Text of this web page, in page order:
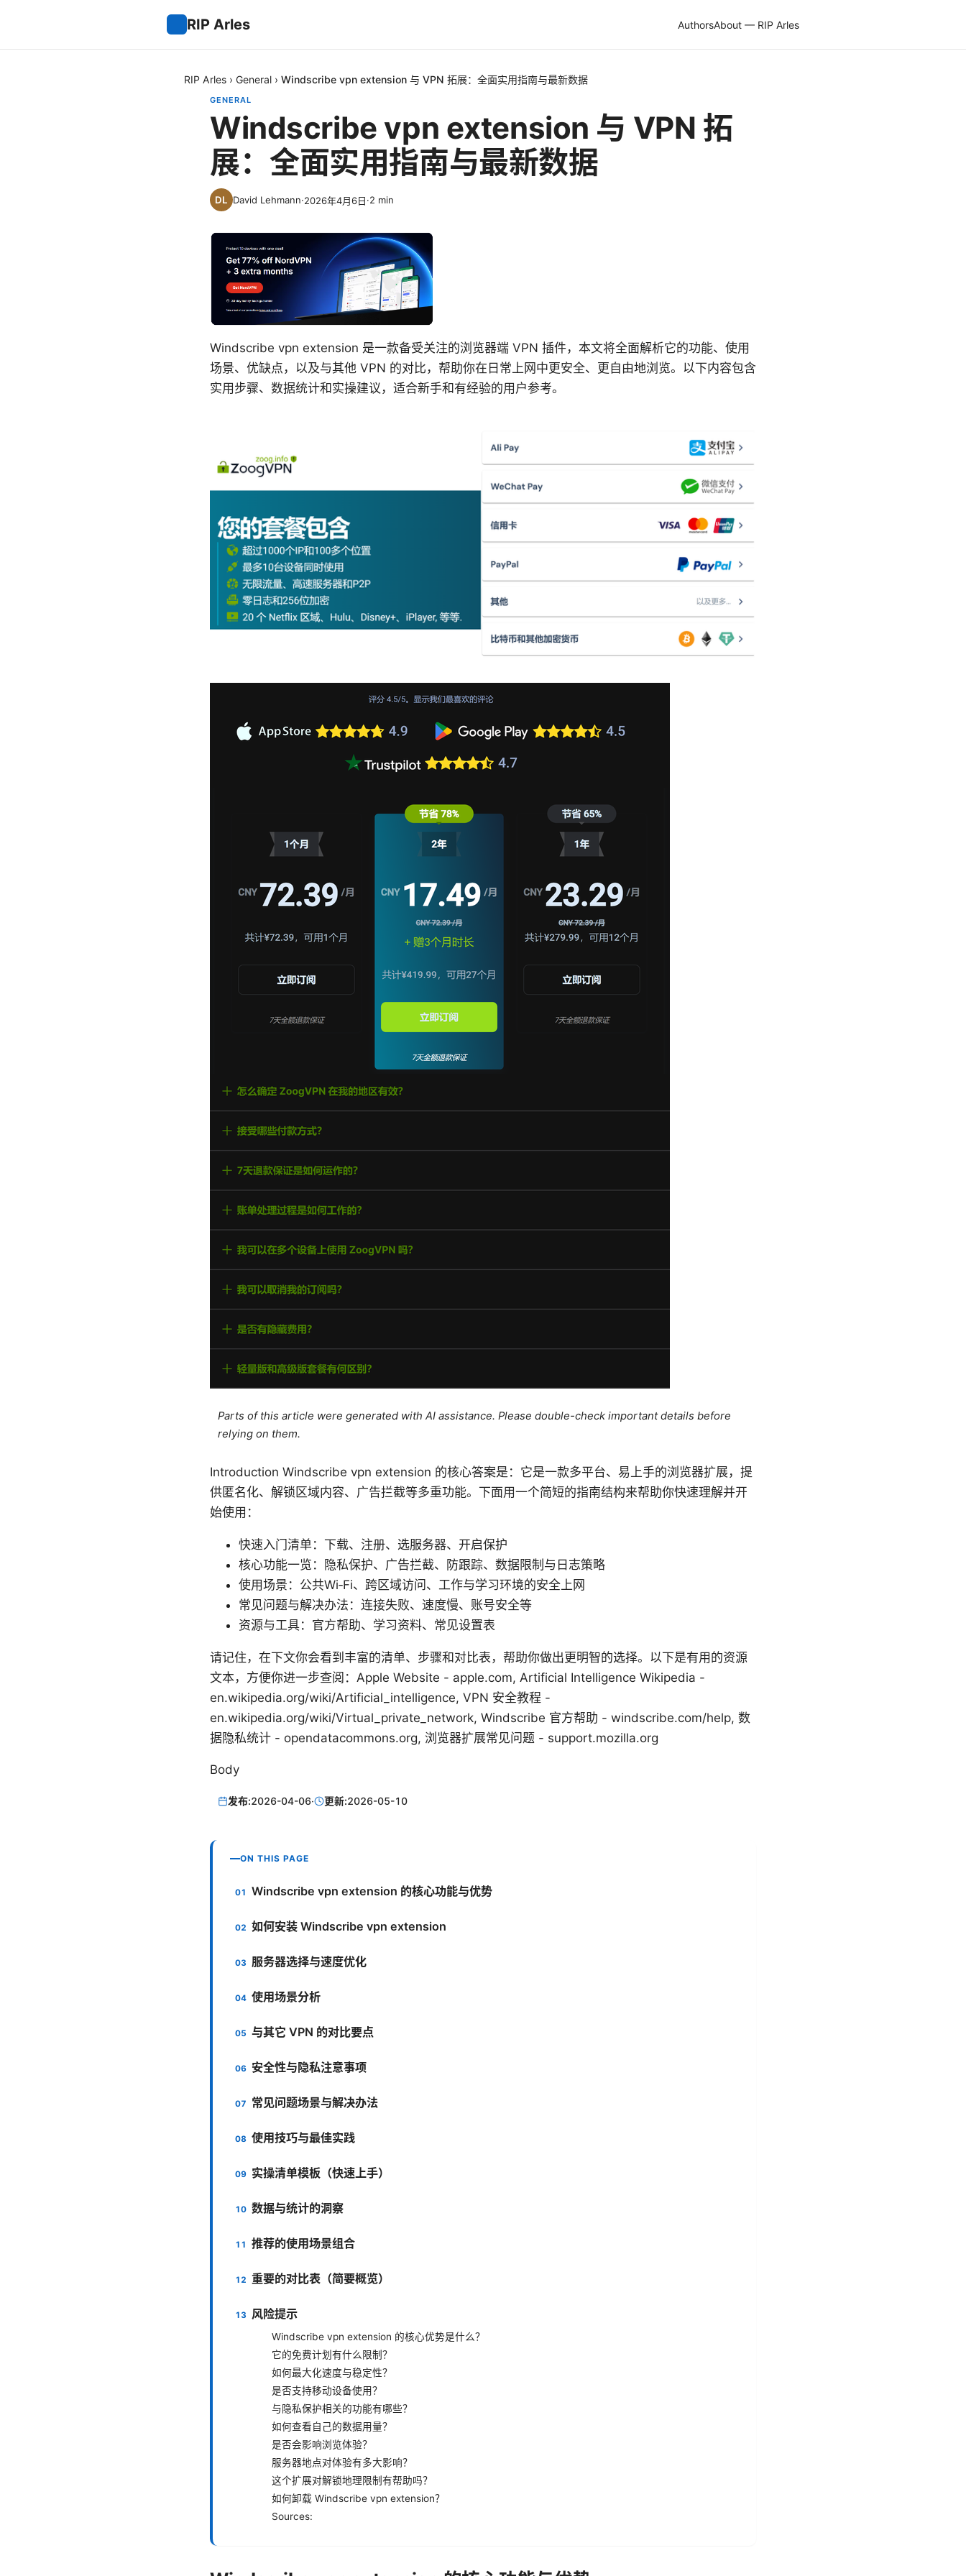
RIP Arles AuthorsAbout — RIP Arles
RIP Arles › General › Windscribe vpn extension 与 VPN 拓展：全面实用指南与最新数据
GENERAL
Windscribe vpn extension 与 VPN 拓
展：全面实用指南与最新数据
David Lehmann·2026年4月6日·2 min
Windscribe vpn extension 是一款备受关注的浏览器端 VPN 插件，本文将全面解析它的功能、使用
场景、优缺点，以及与其他 VPN 的对比，帮助你在日常上网中更安全、更自由地浏览。以下内容包含
实用步骤、数据统计和实操建议，适合新手和有经验的用户参考。
Parts of this article were generated with AI assistance. Please double-check important details before
relying on them.
Introduction Windscribe vpn extension 的核心答案是：它是一款多平台、易上手的浏览器扩展，提
供匿名化、解锁区域内容、广告拦截等多重功能。下面用一个简短的指南结构来帮助你快速理解并开
始使用：
快速入门清单：下载、注册、选服务器、开启保护
核心功能一览：隐私保护、广告拦截、防跟踪、数据限制与日志策略
使用场景：公共Wi‑Fi、跨区域访问、工作与学习环境的安全上网
常见问题与解决办法：连接失败、速度慢、账号安全等
资源与工具：官方帮助、学习资料、常见设置表
请记住，在下文你会看到丰富的清单、步骤和对比表，帮助你做出更明智的选择。以下是有用的资源
文本，方便你进一步查阅：Apple Website - apple.com, Artificial Intelligence Wikipedia -
en.wikipedia.org/wiki/Artificial_intelligence, VPN 安全教程 -
en.wikipedia.org/wiki/Virtual_private_network, Windscribe 官方帮助 - windscribe.com/help, 数
据隐私统计 - opendatacommons.org, 浏览器扩展常见问题 - support.mozilla.org
Body
发布:2026-04-06· 更新:2026-05-10
ON THIS PAGE
Windscribe vpn extension 的核心功能与优势
如何安装 Windscribe vpn extension
服务器选择与速度优化
使用场景分析
与其它 VPN 的对比要点
安全性与隐私注意事项
常见问题场景与解决办法
使用技巧与最佳实践
实操清单模板（快速上手）
数据与统计的洞察
推荐的使用场景组合
重要的对比表（简要概览）
风险提示
Windscribe vpn extension 的核心优势是什么？
它的免费计划有什么限制？
如何最大化速度与稳定性？
是否支持移动设备使用？
与隐私保护相关的功能有哪些？
如何查看自己的数据用量？
是否会影响浏览体验？
服务器地点对体验有多大影响？
这个扩展对解锁地理限制有帮助吗？
如何卸载 Windscribe vpn extension？
Sources: